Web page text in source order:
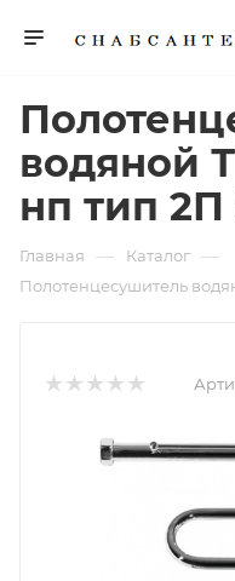
водяной
нп тип 2П
Главная — Каталог —
Полотенцесушитель